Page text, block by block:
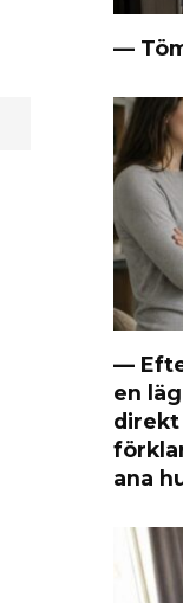
—
—
en
direkt
ana